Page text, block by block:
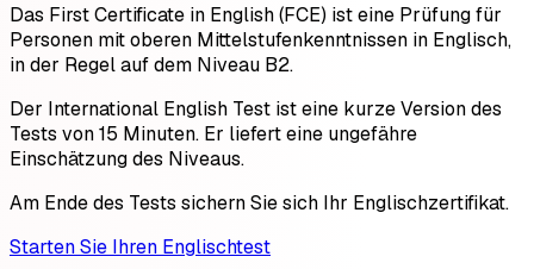
Das First Certificate in English (FCE) ist eine Prüfung für
Personen mit oberen Mittelstufenkenntnissen in Englisch,
in der Regel auf dem Niveau B2.
Der International English Test ist eine kurze Version des
Tests von 15 Minuten. Er liefert eine ungefähre
Einschätzung des Niveaus.
Am Ende des Tests sichern Sie sich Ihr Englischzertifikat.
Starten Sie Ihren Englischtest